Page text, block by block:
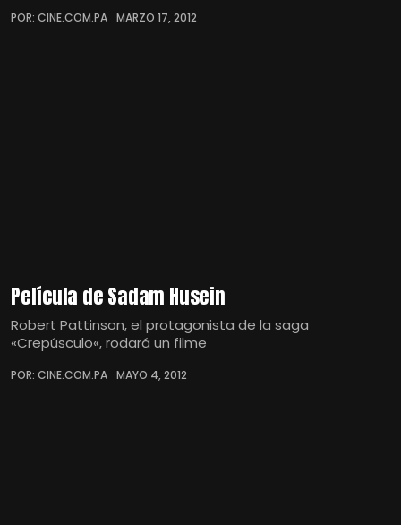
POR: CINE.COM.PA MARZO 17, 2012
Película de Sadam Husein
Robert Pattinson, el protagonista de la saga
«Crepúsculo«, rodará un filme
POR: CINE.COM.PA MAYO 4, 2012